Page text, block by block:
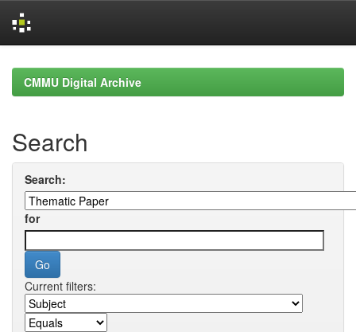
navigationCMMU Digital Archive
Search
Search:
for
Current filters: